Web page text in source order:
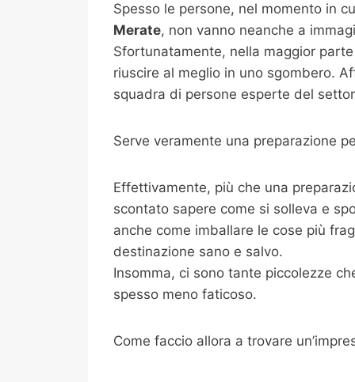
Spesso le persone, nel momento in
Merate, non vanno neanche a
Sfortunatamente, nella maggior
riuscire al meglio in uno sgombero.
squadra di persone esperte del
Serve veramente una preparazione
Effettivamente, più che una
scontato sapere come si solleva e
anche come imballare le cose più
destinazione sano e salvo.
Insomma, ci sono tante piccolezze
spesso meno faticoso.
Come faccio allora a trovare